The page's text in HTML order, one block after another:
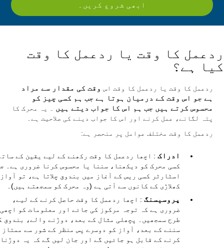
ابھی شروع کریں۔
ردعمل کا وقت یا ردعمل کا وقت
کیا ہے؟
ردعمل کا وقت یا ردعمل کا وقت اس وقت کی مقدار سے مراد
ہے جو اس وقت کے درمیان ہوتا ہے جب ہم کسی چیز کو
محسوس کرتے ہیں جب ہم اس کا جواب دیتے ہیں ۔ یہ محرک کا
پتہ لگانے، عمل کرنے اور اس کا جواب دینے کی صلاحیت ہے۔
ردعمل کا وقت مختلف عوامل پر منحصر ہے:
ادراک : اچھا ردعمل کا وقت رکھنے کے لیے یقین کے
کسی محرک کو دیکھنا، سننا یا محسوس کرنا ضروری ہے۔
اسٹارٹر کسی ریس کے آغاز میں بندوق چلاتا ہے، تو آواز
کھلاڑی کے کانوں سے آتی ہے (وہ محرک کو سمجھتے ہیں)۔
پروسیسنگ : اچھا ردعمل کا وقت حاصل کرنے کے لیے،
ضروری ہے کہ توجہ مرکوز کی جائے اور معلومات کو اچھی
طرح سمجھیں۔ پچھلی مثال کے بعد، دوڑنے والے، بندوق
سننے کے بعد، آواز کو دوسرے پس منظر کے شور سے ممتاز
کرنے کے قابل ہو جائیں گے اور جان لیں گے کہ یہ دوڑنا